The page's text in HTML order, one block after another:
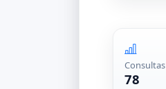
Consultas
78